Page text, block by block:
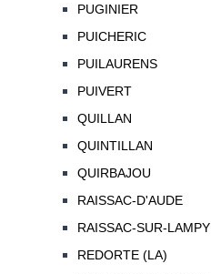
PUGINIER
PUICHERIC
PUILAURENS
PUIVERT
QUILLAN
QUINTILLAN
QUIRBAJOU
RAISSAC-D'AUDE
RAISSAC-SUR-LAMPY
REDORTE (LA)